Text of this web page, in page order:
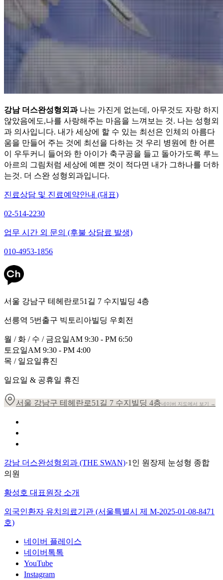
강남 더스완성형외과 나는 가진게 없는데, 아무것도 자랑 하지
않았음에도,나를 사랑해주는 마음을 느껴보는 것. 나는 성형외
과 의사입니다. 내가 세상에 할 수 있는 최선은 인체의 아름다
움을 만들어 주는 것에 최선을 다하는 것 우리 병원에 한 어른
이 우두커니 들어와 한 아이가 축구공을 들고 돌아가도록 루느
아르의 그림처럼 세상에 예쁜 것이 적다면 내가 그하나를 더하
는것. 더 스완 성형외과입니다.
진료상담 및 진료예약안내 (대표)
02-514-2230
업무 시간 외 문의 (후불 상담료 발생)
010-4953-1856
서울 강남구 테헤란로51길 7 수지빌딩 4층
선릉역 5번출구 빅토리아빌딩 우회전
월 / 화 / 수 / 금요일AM 9:30 - PM 6:50
토요일AM 9:30 - PM 4:00
목 / 일요일휴진
일요일 & 공휴일 휴진
서울 강남구 테헤란로51길 7 수지빌딩 4층네이버 지도에서 보기 →
강남 더스완성형외과 (THE SWAN)·1인 원장제 눈성형 종합
의원
황성호 대표원장 소개
외국인환자 유치의료기관 (서울특별시 제 M-2025-01-08-8471
호)
네이버 플레이스
네이버톡톡
YouTube
Instagram